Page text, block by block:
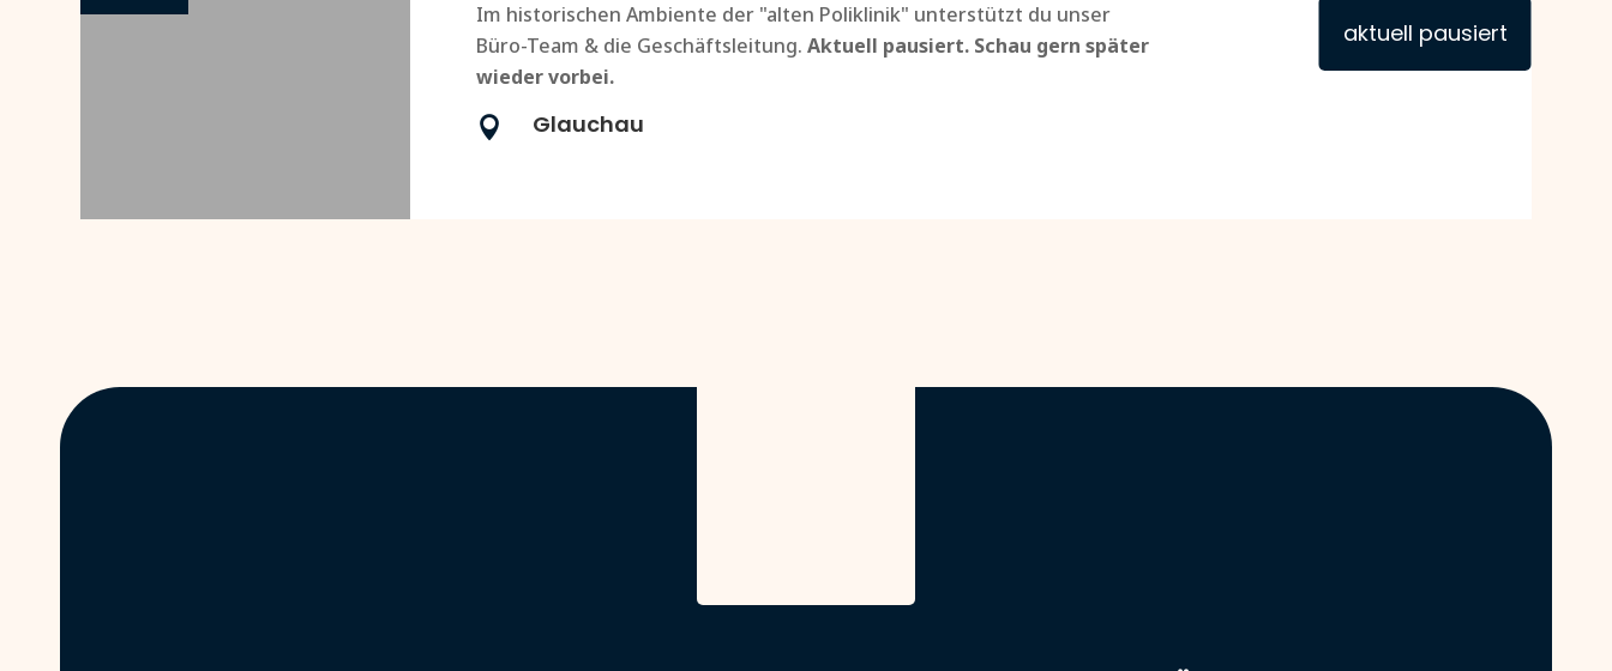
Im historischen Ambiente der "alten Poliklinik" unterstützt du unser
Büro-Team & die Geschäftsleitung. Aktuell pausiert. Schau gern später
wieder vorbei.

Glauchau
aktuell pausiert